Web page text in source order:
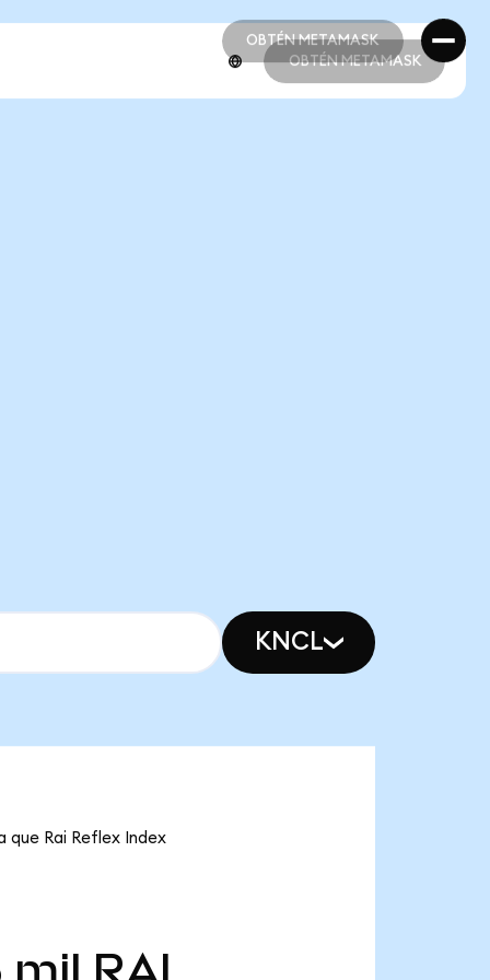
OBTÉN METAMASK
OBTÉN METAMASK
OBTÉN METAMASK
KNCL
que Rai Reflex Index